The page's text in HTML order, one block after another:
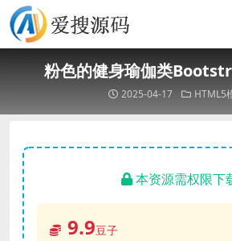
粉色的健身瑜伽类
2025-04-17 HTML5
本资源需权限下
9.9豆子